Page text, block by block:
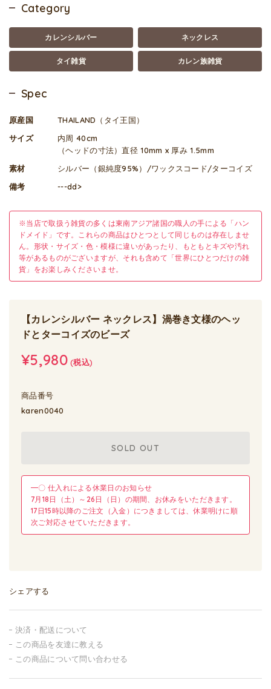
Category
カレンシルバー ネックレス
タイ雑貨 カレン族雑貨
Spec
原産国
THAILAND（タイ王国）
サイズ
内周 40cm
（ヘッドの寸法）直径 10mm x 厚み 1.5mm
素材
シルバー（銀純度95%）/ワックスコード/ターコイズ
備考
---dd>
※当店で取扱う雑貨の多くは東南アジア諸国の職人の手による「ハン
ドメイド」です。これらの商品はひとつとして同じものは存在しませ
ん。形状・サイズ・色・模様に違いがあったり、もともとキズや汚れ
等があるものがございますが、それも含めて「世界にひとつだけの雑
貨」をお楽しみくださいませ。
【カレンシルバー ネックレス】渦巻き文様のヘッ
ドとターコイズのビーズ
¥5,980(税込)
商品番号
karen0040
SOLD OUT
━〇 仕入れによる休業日のお知らせ
7月18日（土）～26日（日）の期間、お休みをいただきます。
17日15時以降のご注文（入金）につきましては、休業明けに順
次ご対応させていただきます。
シェアする
決済・配送について
この商品を友達に教える
この商品について問い合わせる